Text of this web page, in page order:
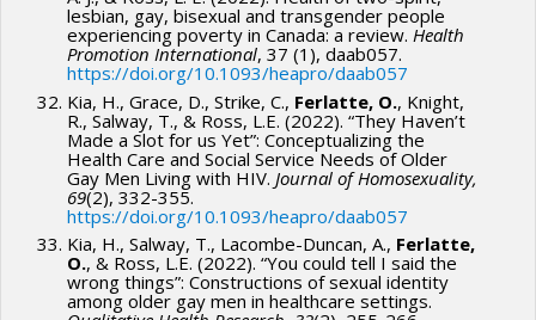
lesbian, gay, bisexual and transgender people
experiencing poverty in Canada: a review. Health
Promotion International, 37 (1), daab057.
https://doi.org/10.1093/heapro/daab057
Kia, H., Grace, D., Strike, C., Ferlatte, O., Knight,
R., Salway, T., & Ross, L.E. (2022). “They Haven’t
Made a Slot for us Yet”: Conceptualizing the
Health Care and Social Service Needs of Older
Gay Men Living with HIV. Journal of Homosexuality,
69(2), 332-355.
https://doi.org/10.1093/heapro/daab057
Kia, H., Salway, T., Lacombe-Duncan, A., Ferlatte,
O., & Ross, L.E. (2022). “You could tell I said the
wrong things”: Constructions of sexual identity
among older gay men in healthcare settings.